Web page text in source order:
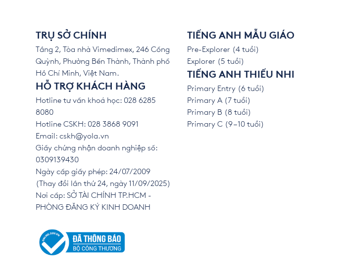
TRỤ SỞ CHÍNH
Tầng 2, Tòa nhà Vimedimex, 246 Cống
Quỳnh, Phường Bến Thành, Thành phố
Hồ Chí Minh, Việt Nam.
HỖ TRỢ KHÁCH HÀNG
Hotline tư vấn khoá học: 028 6285
8080
Hotline CSKH: 028 3868 9091
Email: cskh@yola.vn
Giấy chứng nhận doanh nghiệp số:
0309139430
Ngày cấp giấy phép: 24/07/2009
(Thay đổi lần thứ 24, ngày 11/09/2025)
Nơi cấp: SỞ TÀI CHÍNH TP.HCM -
PHÒNG ĐĂNG KÝ KINH DOANH
TIẾNG ANH MẪU GIÁO
Pre-Explorer (4 tuổi)
Explorer (5 tuổi)
TIẾNG ANH THIẾU NHI
Primary Entry (6 tuổi)
Primary A (7 tuổi)
Primary B (8 tuổi)
Primary C (9 – 10 tuổi)